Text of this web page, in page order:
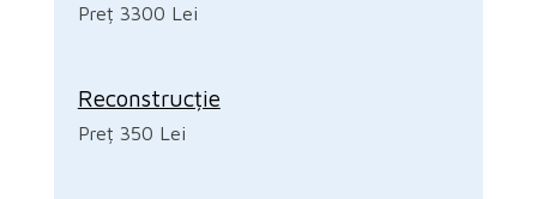
Preț 3300 Lei
Reconstrucție
Preț 350 Lei